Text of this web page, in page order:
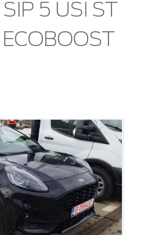
5 USI ST